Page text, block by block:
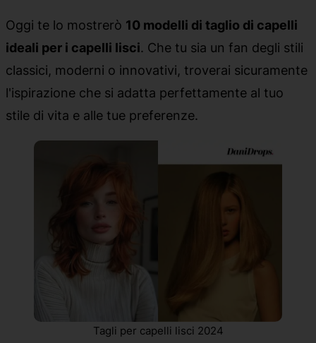
Oggi te lo mostrerò 10 modelli di taglio di capelli
ideali per i capelli lisci. Che tu sia un fan degli stili
classici, moderni o innovativi, troverai sicuramente
l'ispirazione che si adatta perfettamente al tuo
stile di vita e alle tue preferenze.
Tagli per capelli lisci 2024